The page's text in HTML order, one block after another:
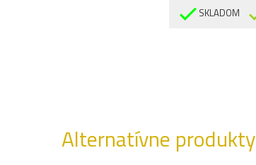
SKLADOM
Alternatívne produkty